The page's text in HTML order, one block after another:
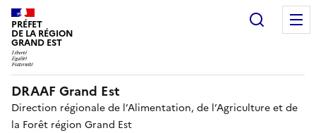
PRÉFET
DE LA RÉGION
GRAND EST
DRAAF Grand Est
Direction régionale de l’Alimentation, de l’Agriculture et de
la Forêt région Grand Est